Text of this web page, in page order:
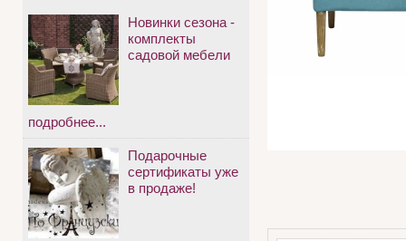
Новинки сезона -
комплекты
садовой мебели
подробнее...
Подарочные
сертификаты уже
в продаже!